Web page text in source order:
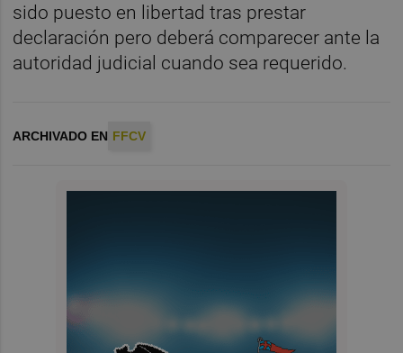
sido puesto en libertad tras prestar
declaración pero deberá comparecer ante la
autoridad judicial cuando sea requerido.
ARCHIVADO EN FFCV